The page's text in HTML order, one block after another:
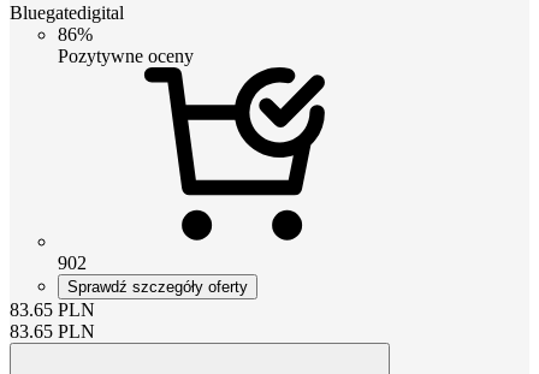
Bluegatedigital
86%
Pozytywne oceny
902
Sprawdź szczegóły oferty
83.65 PLN
83.65 PLN